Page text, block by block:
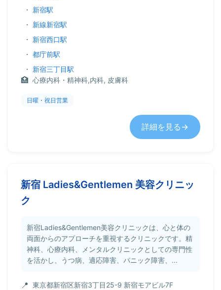
・ 新宿駅
・ 新線新宿駅
・ 新宿西口駅
・ 都庁前駅
・ 新宿三丁目駅
心療内科・精神科,内科, 皮膚科
日曜・祝日営業
詳細を見る
新宿 Ladies&Gentlemen 美容クリニッ
ク
新宿Ladies&Gentlemen美容クリニックは、心と体の
両面からのアプローチを重視するクリニックです。精
神科、心療内科、メンタルクリニックとしての専門性
を活かし、うつ病、適応障害、パニック障害、...
東京都新宿区新宿3丁目25-9 新宿モアビル7F